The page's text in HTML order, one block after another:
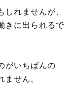
れませんが、
きに出られるで
がいちばんの
ません。